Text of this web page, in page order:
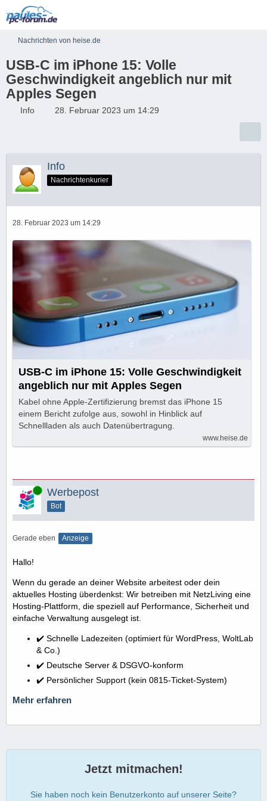
Nachrichten von heise.de
USB-C im iPhone 15: Volle
Geschwindigkeit angeblich nur mit
Apples Segen
Info 28. Februar 2023 um 14:29
Info
Nachrichtenkurier
28. Februar 2023 um 14:29
USB-C im iPhone 15: Volle Geschwindigkeit
angeblich nur mit Apples Segen
Kabel ohne Apple-Zertifizierung bremst das iPhone 15
einem Bericht zufolge aus, sowohl in Hinblick auf
Schnellladen als auch Datenübertragung.
www.heise.de
Online Werbepost
Bot
Gerade eben Anzeige
Hallo!
Wenn du gerade an deiner Website arbeitest oder dein
aktuelles Hosting überdenkst: Wir betreiben mit NetzLiving eine
Hosting-Plattform, die speziell auf Performance, Sicherheit und
einfache Verwaltung ausgelegt ist.
✔️ Schnelle Ladezeiten (optimiert für WordPress, WoltLab
& Co.)
✔️ Deutsche Server & DSGVO-konform
✔️ Persönlicher Support (kein 0815-Ticket-System)
Mehr erfahren
Jetzt mitmachen!
Sie haben noch kein Benutzerkonto auf unserer Seite?